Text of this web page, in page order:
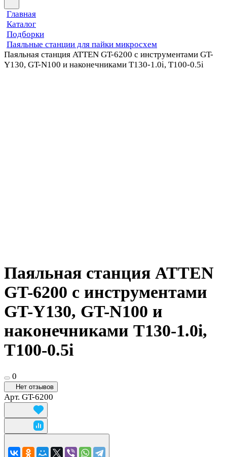
Главная
Каталог
Подборки
Паяльные станции для пайки микросхем
Паяльная станция ATTEN GT-6200 с инструментами GT-
Y130, GT-N100 и наконечниками T130-1.0i, T100-0.5i
Паяльная станция ATTEN
GT-6200 с инструментами
GT-Y130, GT-N100 и
наконечниками T130-1.0i,
T100-0.5i
0
Нет отзывов
Арт. GT-6200